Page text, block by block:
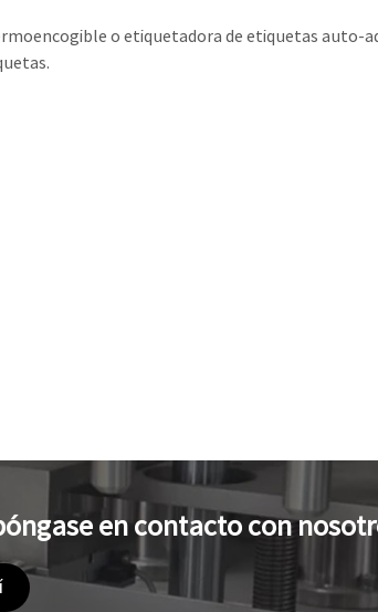
o etiquetadora de etiquetas auto-
en contacto con